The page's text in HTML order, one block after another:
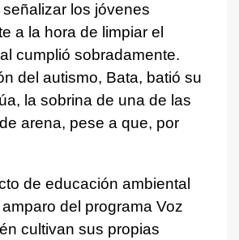
los jóvenes
a la hora de limpiar el
cumplió sobradamente.
del autismo, Bata, batió su
la sobrina de una de las
arena, pese a que, por
de educación ambiental
del programa Voz
cultivan sus propias